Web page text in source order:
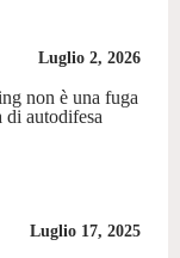
Luglio 2, 2026
non è una fuga
di autodifesa
Luglio 17, 2025